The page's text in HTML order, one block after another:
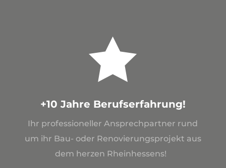

+10 Jahre Berufserfahrung!
Ihr professioneller Ansprechpartner rund
um ihr Bau- oder Renovierungsprojekt aus
dem herzen Rheinhessens!